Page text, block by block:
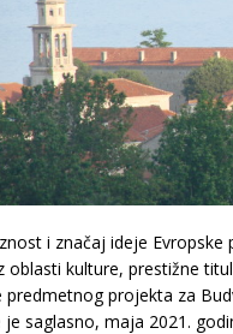
i značaj ideje
oblasti kulture, prestižne
predmetnog projekta za
je saglasno, maja 2021.